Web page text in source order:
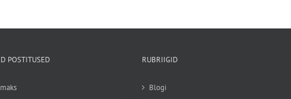
POSTITUSED RUBRIIGID
Blogi